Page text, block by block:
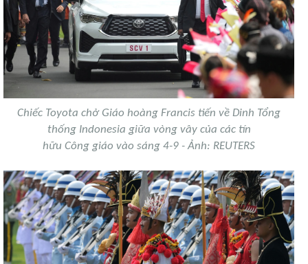
Chiếc Toyota chở Giáo hoàng Francis tiến về Dinh Tổng
thống Indonesia giữa vòng vây của các tín
hữu Công giáo vào sáng 4-9 - Ảnh: REUTERS